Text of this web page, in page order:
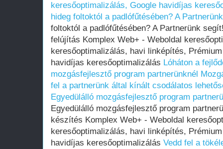
keresőoptimalizálás, Google havidíjas
hideg foltoktól a padlófűtésében? A
foltoktól a padlófűtésében? A Partnerünk
felújítás Komplex Web+ - Weboldal
keresőoptimalizálás, havi linképítés,
havidíjas keresőoptimalizálás Lóháton a
mozgásfejlesztő program partnerünknél
fel a partnerünk által kínált csodálatos
Egyedülálló mozgásfejlesztő program
Egyedülálló mozgásfejlesztő program
készítés Komplex Web+ - Weboldal
keresőoptimalizálás, havi linképítés,
havidíjas keresőoptimalizálás Vedd fel a